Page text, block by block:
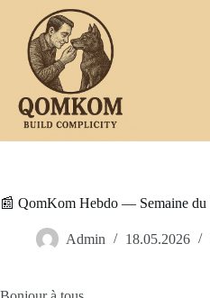
contenu
📰 QomKom Hebdo — Semaine du
Admin 18.05.2026